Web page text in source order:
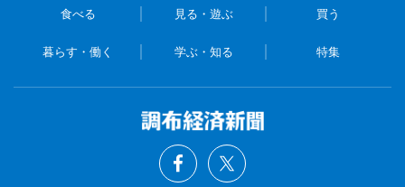
食べる 見る・遊ぶ 買う
暮らす・働く 学ぶ・知る 特集